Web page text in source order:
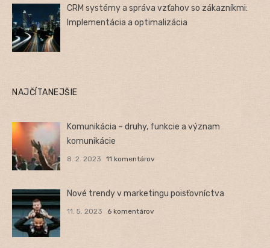
CRM systémy a správa vzťahov so zákazníkmi:
Implementácia a optimalizácia
NAJČÍTANEJŠIE
Komunikácia – druhy, funkcie a význam
komunikácie
8. 2. 2023 11 komentárov
Nové trendy v marketingu poisťovníctva
11. 5. 2023 6 komentárov